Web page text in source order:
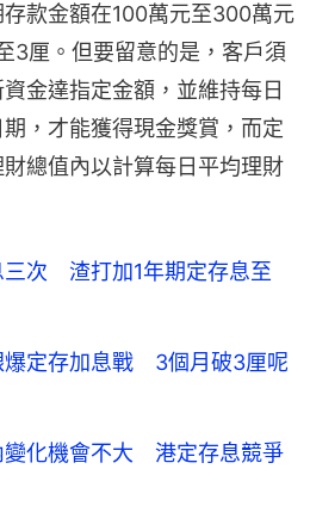
款金額在100萬元至300萬元
3厘。但要留意的是，客戶須
金達指定金額，並維持每日
，才能獲得現金獎賞，而定
總值內以計算每日平均理財
三次 渣打加1年期定存息至
定存加息戰 3個月破3厘呢
變化機會不大 港定存息競爭